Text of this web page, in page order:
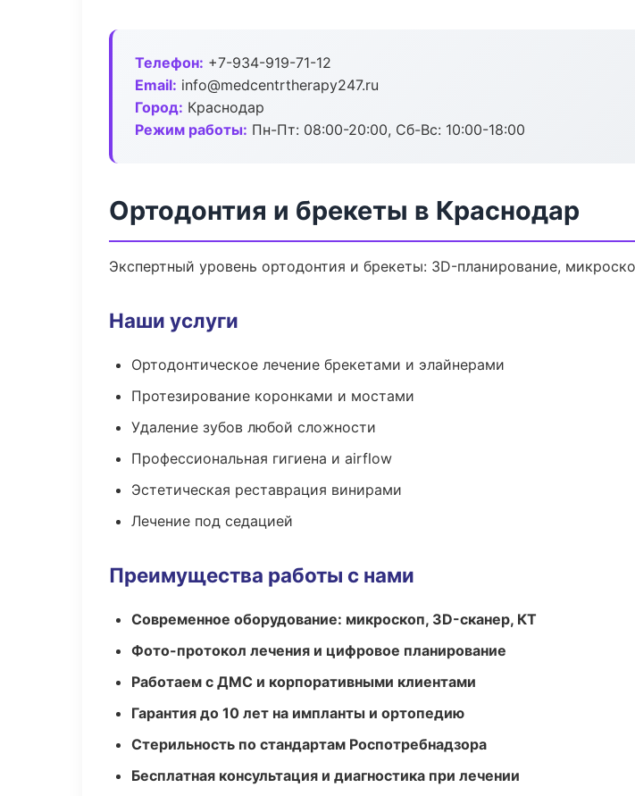
Телефон: +7-934-919-71-12
Email: info@medcentrtherapy247.ru
Город: Краснодар
Режим работы: Пн-Пт: 08:00-20:00, Сб-Вс: 10:00-18:00
Ортодонтия и брекеты в Краснодар
Экспертный уровень ортодонтия и брекеты: 3D-планирование,
Наши услуги
Ортодонтическое лечение брекетами и элайнерами
Протезирование коронками и мостами
Удаление зубов любой сложности
Профессиональная гигиена и airflow
Эстетическая реставрация винирами
Лечение под седацией
Преимущества работы с нами
Современное оборудование: микроскоп, 3D-сканер, КТ
Фото-протокол лечения и цифровое планирование
Работаем с ДМС и корпоративными клиентами
Гарантия до 10 лет на импланты и ортопедию
Стерильность по стандартам Роспотребнадзора
Бесплатная консультация и диагностика при лечении